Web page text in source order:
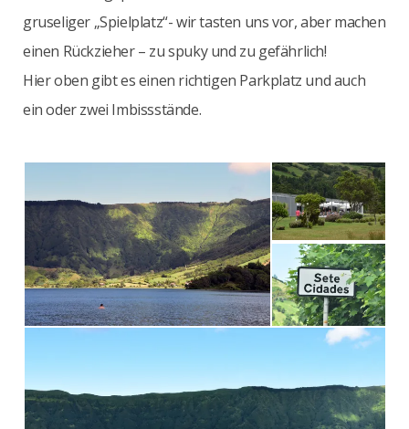
gruseliger „Spielplatz“- wir tasten uns vor, aber machen
einen Rückzieher – zu spuky und zu gefährlich!
Hier oben gibt es einen richtigen Parkplatz und auch
ein oder zwei Imbissstände.